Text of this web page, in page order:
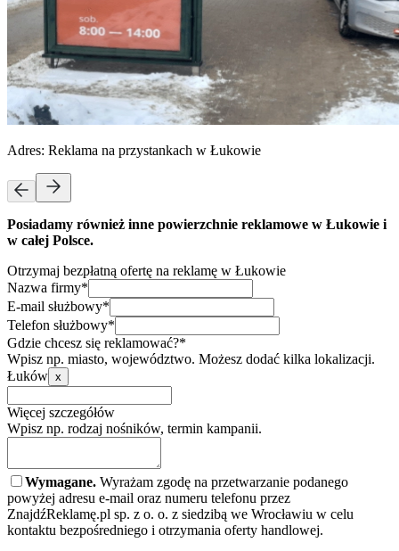
Adres: Reklama na przystankach w Łukowie
Posiadamy również inne powierzchnie reklamowe w Łukowie i
w całej Polsce.
Otrzymaj bezpłatną ofertę na reklamę w Łukowie
Nazwa firmy*
E-mail służbowy*
Telefon służbowy*
Gdzie chcesz się reklamować?*
Wpisz np. miasto, województwo. Możesz dodać kilka lokalizacji.
Łuków x
Więcej szczegółów
Wpisz np. rodzaj nośników, termin kampanii.
Wymagane. Wyrażam zgodę na przetwarzanie podanego
powyżej adresu e-mail oraz numeru telefonu przez
ZnajdźReklamę.pl sp. z o. o. z siedzibą we Wrocławiu w celu
kontaktu bezpośredniego i otrzymania oferty handlowej.